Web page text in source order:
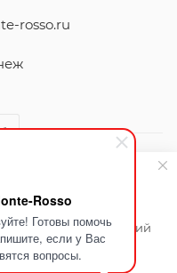
Rosso
Готовы помочь
если у Вас
вопросы.
rosso.ru
и аксессуаров для
нашими
для анализа событий
нам улучшать
и обслуживание.